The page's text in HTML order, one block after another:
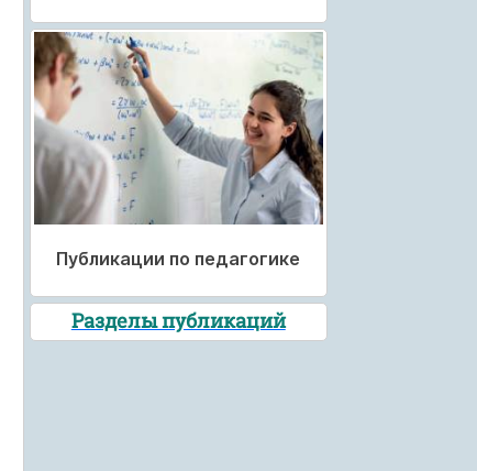
Публикации по педагогике
Разделы публикаций